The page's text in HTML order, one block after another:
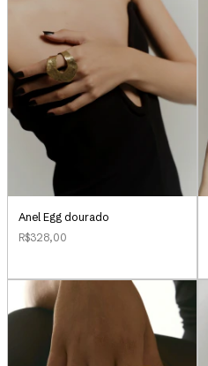
Anel Egg dourado
R$328,00